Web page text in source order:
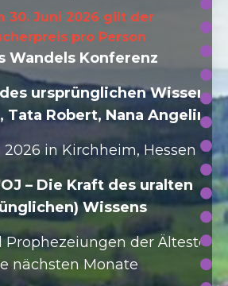
30. Juni 2026 gilt der
pro Person
Wandels Konferenz
ursprünglichen Wissens
Tata Robert, Nana Angelina
2026 in Kirchheim, Hessen
– Die Kraft des uralten
Wissens
der Ältesten
nächsten Monate